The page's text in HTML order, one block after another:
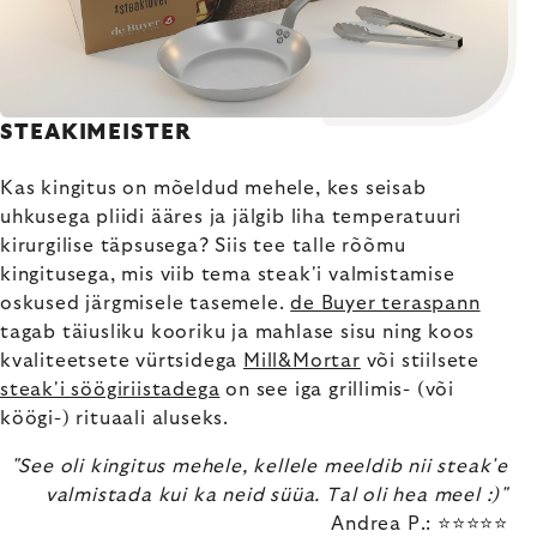
STEAKIMEISTER
Kas kingitus on mõeldud mehele, kes seisab
uhkusega pliidi ääres ja jälgib liha temperatuuri
kirurgilise täpsusega? Siis tee talle rõõmu
kingitusega, mis viib tema steak'i valmistamise
oskused järgmisele tasemele.de Buyer teraspann
tagab täiusliku kooriku ja mahlase sisu ning koos
kvaliteetsete vürtsidega Mill&Mortar või stiilsete
steak'i söögiriistadega on see iga grillimis- (või
köögi-) rituaali aluseks.
"See oli kingitus mehele, kellele meeldib nii steak'e
valmistada kui ka neid süüa. Tal oli hea meel :)"
Andrea P.: ⭐⭐⭐⭐⭐